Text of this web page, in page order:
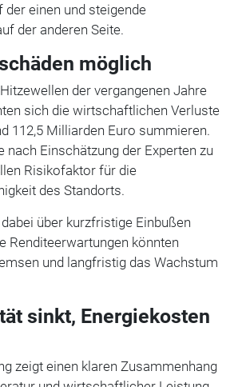
der einen und steigende
der anderen Seite.
möglich
der vergangenen Jahre
sich die wirtschaftlichen Verluste
112,5 Milliarden Euro summieren.
nach Einschätzung der Experten zu
Risikofaktor für die
des Standorts.
über kurzfristige Einbußen
Renditeerwartungen könnten
und langfristig das Wachstum
sinkt, Energiekosten
zeigt einen klaren Zusammenhang